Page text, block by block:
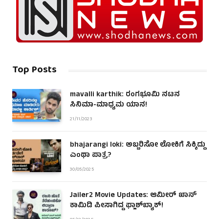
Top Posts
mavalli karthik: ರಂಗಭೂಮಿ ನಟನ
ಸಿನಿಮಾ-ಮಾಧ್ಯಮ ಯಾನ!
21/11/2023
bhajarangi loki: ಅಬ್ಬರಿಸೋ ಲೋಕಿಗೆ ಸಿಕ್ಕಿದ್ದು
ಎಂಥಾ ಪಾತ್ರ?
30/05/2025
Jailer2 Movie Updates: ಆಮೀರ್ ಖಾನ್
ಕಾಮಿಡಿ ಪೀಸಾಗಿದ್ದ ಫ್ಲಾಶ್‌ಬ್ಯಾಕ್!